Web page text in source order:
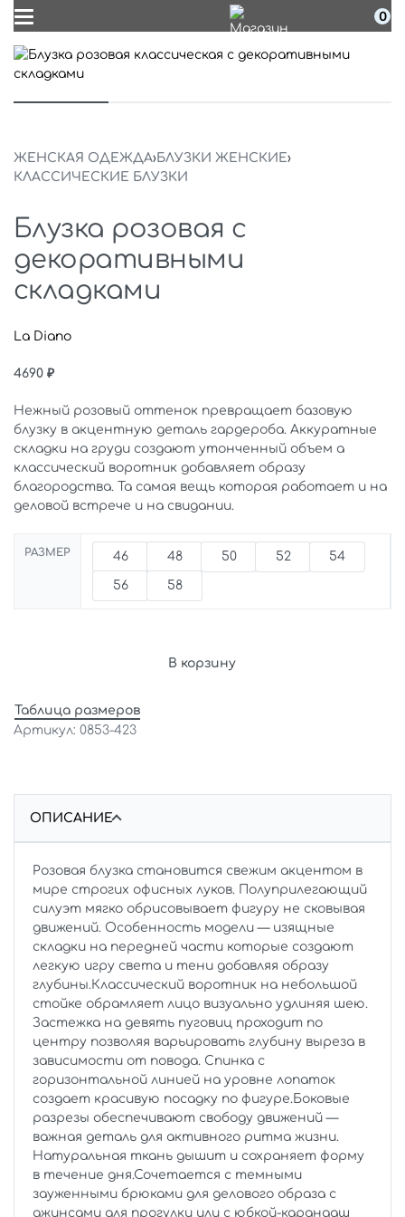
0
ЖЕНСКАЯ ОДЕЖДА›БЛУЗКИ ЖЕНСКИЕ›
КЛАССИЧЕСКИЕ БЛУЗКИ
Блузка розовая с
декоративными
складками
La Diano
4690 ₽
Нежный розовый оттенок превращает базовую
блузку в акцентную деталь гардероба. Аккуратные
складки на груди создают утонченный объем а
классический воротник добавляет образу
благородства. Та самая вещь которая работает и на
деловой встрече и на свидании.
РАЗМЕР 46 48 50 52 54
56 58
В корзину
Таблица размеров
0853-423
ОПИСАНИЕ
Розовая блузка становится свежим акцентом в
мире строгих офисных луков. Полуприлегающий
силуэт мягко обрисовывает фигуру не сковывая
движений. Особенность модели — изящные
складки на передней части которые создают
легкую игру света и тени добавляя образу
глубины.Классический воротник на небольшой
стойке обрамляет лицо визуально удлиняя шею.
Застежка на девять пуговиц проходит по
центру позволяя варьировать глубину выреза в
зависимости от повода. Спинка с
горизонтальной линией на уровне лопаток
создает красивую посадку по фигуре.Боковые
разрезы обеспечивают свободу движений —
важная деталь для активного ритма жизни.
Натуральная ткань дышит и сохраняет форму
в течение дня.Сочетается с темными
зауженными брюками для делового образа с
джинсами для прогулки или с юбкой-карандаш